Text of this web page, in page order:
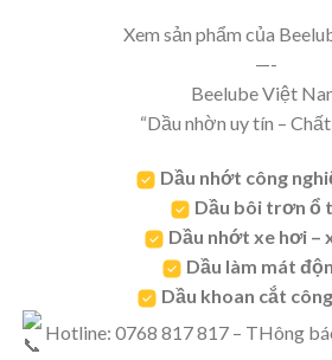
Xem sản phẩm của
—-
Beelube Việt
“Dầu nhờn uy tín –
Dầu nhớt công
Dầu bôi trơn ổ
Dầu nhớt xe hơi –
Dầu làm mát
Dầu khoan cắt
Hotline: 0768 817 817 – THông